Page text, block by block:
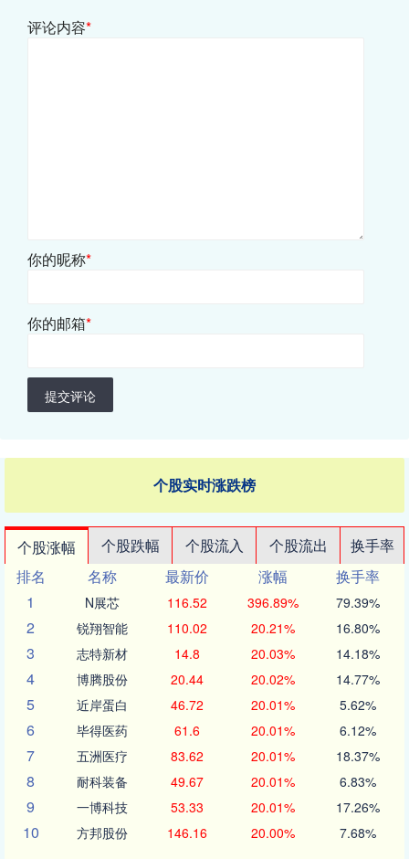
评论内容*
你的昵称*
你的邮箱*
提交评论
个股实时涨跌榜
个股涨幅 个股跌幅 个股流入 个股流出
换手率
排名
名称 最新价 涨幅
换手率
1
N展芯 116.52 396.89% 79.39%
2 锐翔智能 110.02 20.21% 16.80%
3 志特新材 14.8 20.03% 14.18%
4 博腾股份 20.44 20.02% 14.77%
5 近岸蛋白 46.72 20.01% 5.62%
6 毕得医药 61.6 20.01% 6.12%
7 五洲医疗 83.62 20.01% 18.37%
8 耐科装备 49.67 20.01% 6.83%
9 一博科技 53.33 20.01% 17.26%
10 方邦股份 146.16 20.00% 7.68%